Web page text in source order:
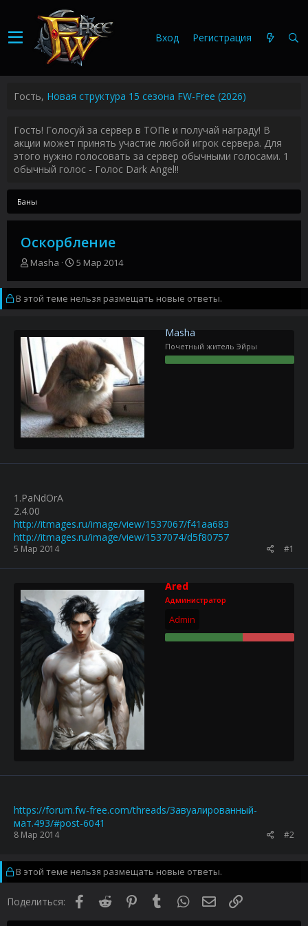
Вход Регистрация
Гость, Новая структура 15 сезона FW-Free (2026)
Гость! Голосуй за сервер в ТОПе и получай награду! В
акции может принять участие любой игрок сервера. Для
этого нужно голосовать за сервер обычными голосами. 1
обычный голос - Голос Dark Angel!!
Баны
Оскорбление
А
т
о
р
е
м
ы
Masha
Д
т
а
н
ч
а
а
5 Мар 2014
В этой теме нельзя размещать новые ответы.
Masha
Почетный житель Эйры
1.PaNdOrA
2.4.00
http://itmages.ru/image/view/1537067/f41aa683
http://itmages.ru/image/view/1537074/d5f80757
5 Мар 2014 #1
Ared
Администратор
Admin
https://forum.fw-free.com/threads/Завуалированный-
мат.493/#post-6041
8 Мар 2014 #2
В этой теме нельзя размещать новые ответы.
Поделиться: Facebook
Reddit PinterestTumblrWhatsAppЭлектронная почта
Ссылка